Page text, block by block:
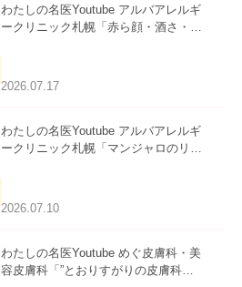
わたしの名医Youtube アルバアレルギ
ークリニック札幌「赤ら顔・酒さ・ニ
ました。
2026.07.17
わたしの名医Youtube アルバアレルギ
ークリニック札幌「マンジャロのリア
た。
2026.07.10
わたしの名医Youtube めぐ皮膚科・美
容皮膚科「”とおりすがりの皮膚科